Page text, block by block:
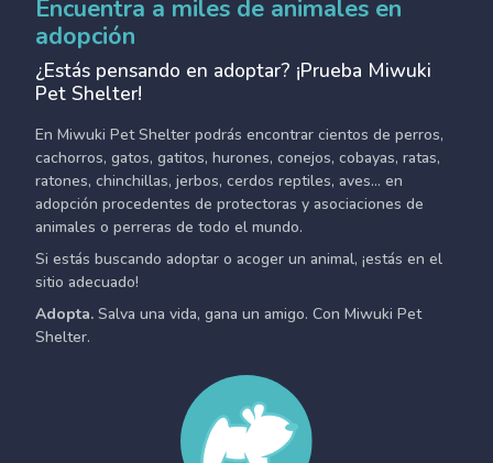
Encuentra a miles de animales en
adopción
¿Estás pensando en adoptar? ¡Prueba Miwuki
Pet Shelter!
En Miwuki Pet Shelter podrás encontrar cientos de perros,
cachorros, gatos, gatitos, hurones, conejos, cobayas, ratas,
ratones, chinchillas, jerbos, cerdos reptiles, aves... en
adopción procedentes de protectoras y asociaciones de
animales o perreras de todo el mundo.
Si estás buscando adoptar o acoger un animal, ¡estás en el
sitio adecuado!
Adopta. Salva una vida, gana un amigo. Con Miwuki Pet
Shelter.